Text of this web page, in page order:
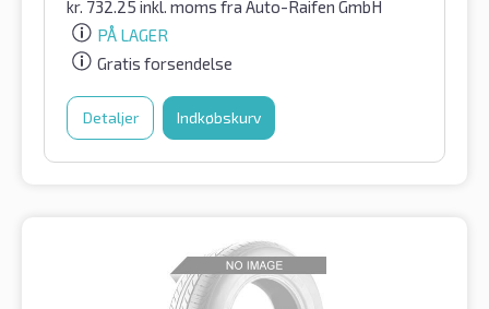
kr. 732.25 inkl. moms fra Auto-Raifen GmbH
PÅ LAGER
Gratis forsendelse
Detaljer Indkøbskurv